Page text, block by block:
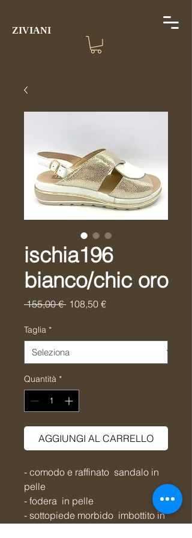
ZIVIANI
ischia196
bianco/chic oro
155,00 € Prezzo
108,50 €Prezzo
Taglia *
Quantità *
AGGIUNGI AL CARRELLO
- comodo e raffinato sandalo in
pelle
- fodera in pelle
- sottopiede morbido imbottito in